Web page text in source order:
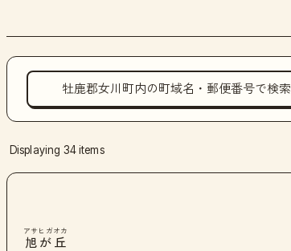
Displaying 34 items
旭が丘
アサヒガオカ